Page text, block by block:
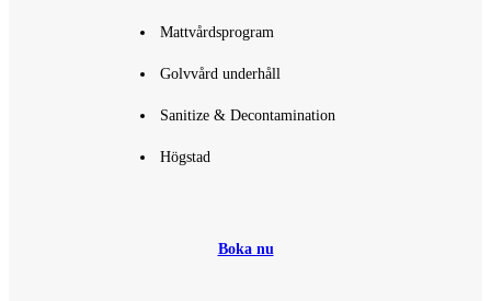
Boka nu
Mattvårdsprogram
Golvvård underhåll
Sanitize & Decontamination
Högstad